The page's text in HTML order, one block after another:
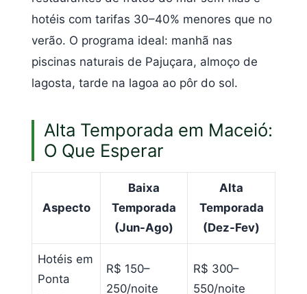
hotéis com tarifas 30–40% menores que no
verão. O programa ideal: manhã nas
piscinas naturais de Pajuçara, almoço de
lagosta, tarde na lagoa ao pôr do sol.
Alta Temporada em Maceió:
O Que Esperar
Aspecto
Baixa
Temporada
(Jun-Ago)
Alta
Temporada
(Dez-Fev)
Hotéis em
Ponta
R$ 150–
250/noite
R$ 300–
550/noite